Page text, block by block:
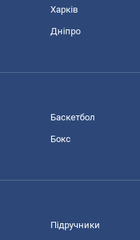
Харків
Дніпро
Баскетбол
Бокс
Підручники